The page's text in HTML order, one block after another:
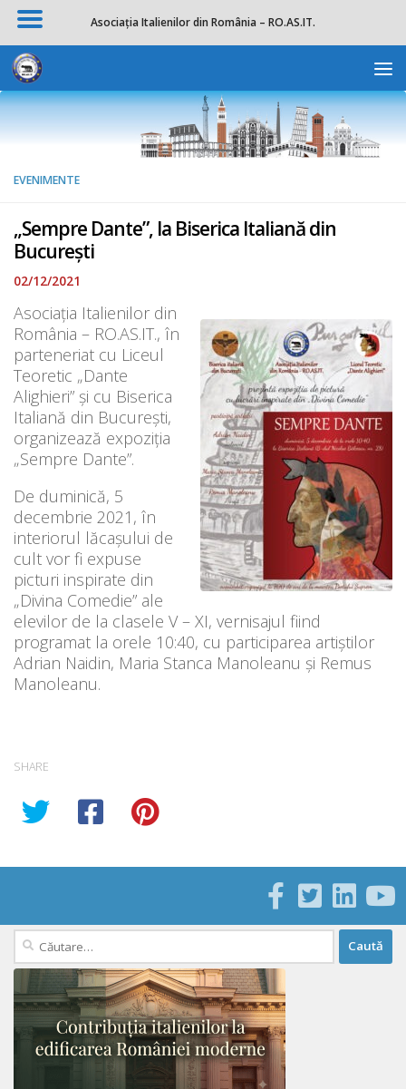
Skip to content
EVENIMENTE
„Sempre Dante”, la Biserica Italiană din
București
02/12/2021
Asociația Italienilor din
România – RO.AS.IT., în
parteneriat cu Liceul
Teoretic „Dante
Alighieri” și cu Biserica
Italiană din București,
organizează expoziția
„Sempre Dante”.
De duminică, 5
decembrie 2021, în
interiorul lăcașului de
cult vor fi expuse
picturi inspirate din
„Divina Comedie” ale
elevilor de la clasele V – XI, vernisajul fiind
programat la orele 10:40, cu participarea artiștilor
Adrian Naidin, Maria Stanca Manoleanu și Remus
Manoleanu.
SHARE
Caută
după:
Asociația Italienilor din România – RO.AS.IT.